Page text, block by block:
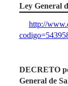
Ley General
http://
DECRETO
General de